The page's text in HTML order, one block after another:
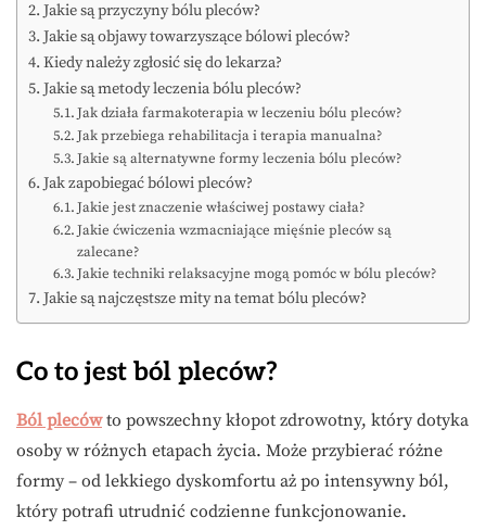
Jakie są przyczyny bólu pleców?
Jakie są objawy towarzyszące bólowi pleców?
Kiedy należy zgłosić się do lekarza?
Jakie są metody leczenia bólu pleców?
Jak działa farmakoterapia w leczeniu bólu pleców?
Jak przebiega rehabilitacja i terapia manualna?
Jakie są alternatywne formy leczenia bólu pleców?
Jak zapobiegać bólowi pleców?
Jakie jest znaczenie właściwej postawy ciała?
Jakie ćwiczenia wzmacniające mięśnie pleców są
zalecane?
Jakie techniki relaksacyjne mogą pomóc w bólu pleców?
Jakie są najczęstsze mity na temat bólu pleców?
Co to jest ból pleców?
Ból plecówto powszechny kłopot zdrowotny, który dotyka
osoby w różnych etapach życia. Może przybierać różne
formy – od lekkiego dyskomfortu aż po intensywny ból,
który potrafi utrudnić codzienne funkcjonowanie.